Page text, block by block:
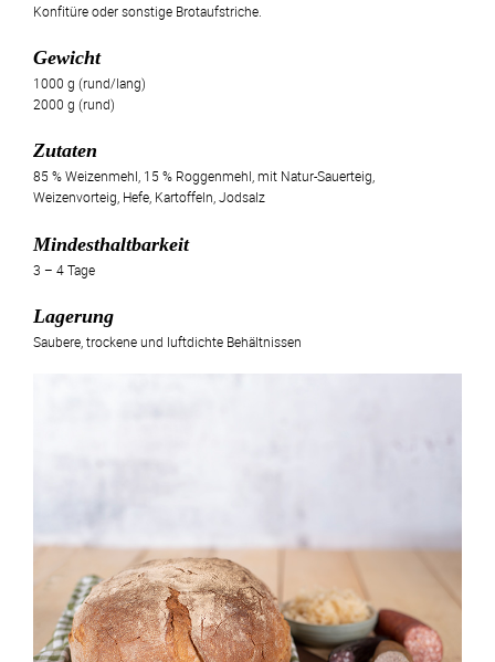
Konfitüre oder sonstige Brotaufstriche.
Gewicht
1000 g (rund/lang)
2000 g (rund)
Zutaten
85 % Weizenmehl, 15 % Roggenmehl, mit Natur-Sauerteig,
Weizenvorteig, Hefe, Kartoffeln, Jodsalz
Mindesthaltbarkeit
3 – 4 Tage
Lagerung
Saubere, trockene und luftdichte Behältnissen